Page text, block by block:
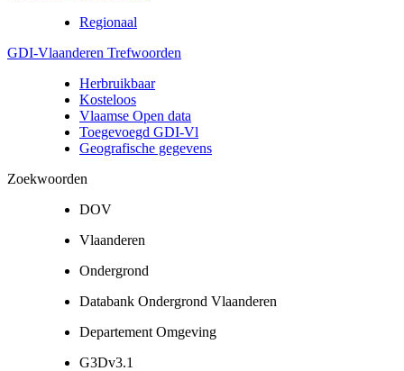
Regionaal
GDI-Vlaanderen Trefwoorden
Herbruikbaar
Kosteloos
Vlaamse Open data
Toegevoegd GDI-Vl
Geografische gegevens
Zoekwoorden
DOV
Vlaanderen
Ondergrond
Databank Ondergrond Vlaanderen
Departement Omgeving
G3Dv3.1